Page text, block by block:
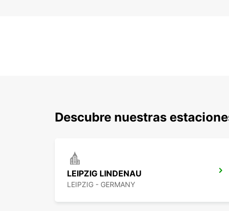
Descubre nuestras
LEIPZIG LINDENAU
LEIPZIG - GERMANY